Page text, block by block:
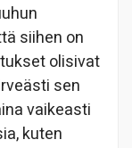
siihen on
olisivat
sen
vaikeasti
kuten